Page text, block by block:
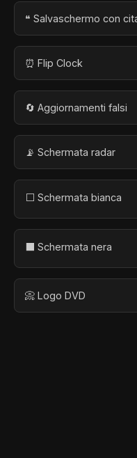
❝ Salvaschermo con
⏰ Flip Clock
🔄 Aggiornamenti falsi
📡 Schermata radar
⬜ Schermata bianca
⬛ Schermata nera
📀 Logo DVD